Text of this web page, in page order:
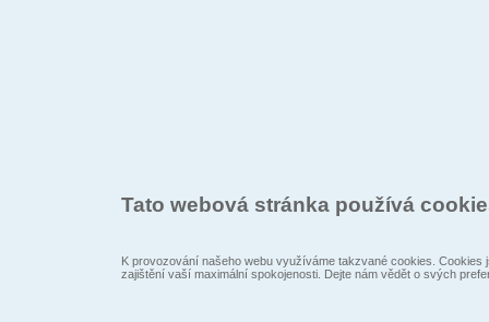
Tato webová stránka používá
K provozování našeho webu využíváme takzvané cookies.
zajištění vaší maximální spokojenosti. Dejte nám vědět o svých